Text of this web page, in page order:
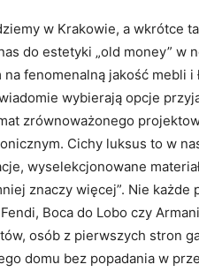
w Krakowie, a wkrótce
do estetyki „old money” w
fenomenalną jakość mebli i
wybierają opcje
zrównoważonego
Cichy luksus to w
wyselekcjonowane
znaczy więcej”. Nie każde
Boca do Lobo czy
osób z pierwszych stron
domu bez popadania w